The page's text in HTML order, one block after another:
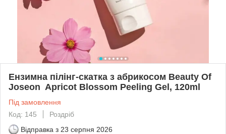
Ензимна пілінг-скатка з абрикосом Beauty Of
Joseon Apricot Blossom Peeling Gel, 120ml
Під замовлення
Код: 145
Роздріб
Відправка з 23 серпня 2026